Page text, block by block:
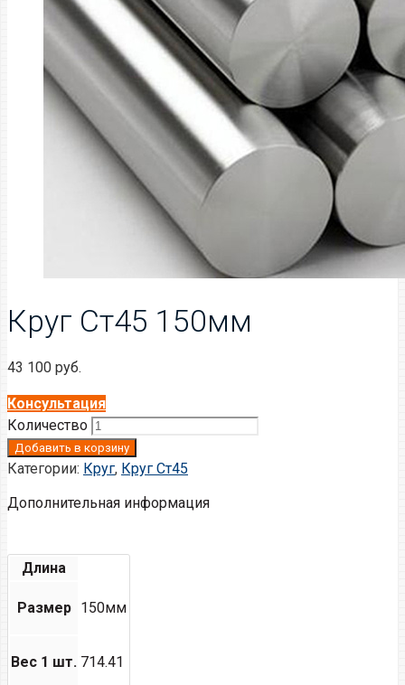
Круг Ст45 150мм
43 100 руб.
Консультация
Количество
Добавить в корзину
Категории: Круг, Круг Ст45
Дополнительная информация
Длина
Размер 150мм
Вес 1 шт. 714.41